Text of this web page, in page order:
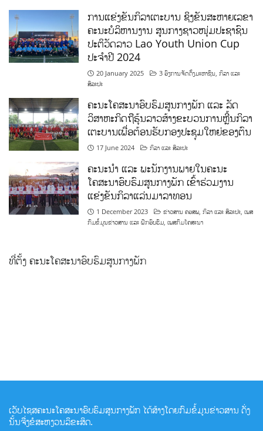
ການແຂ່ງຂັນກິລາເຕະບານ ຊິງຂັນສະຫາຍເລຂາ
ຄະນະບໍລິຫານງານ ສູນກາງຊາວໜຸ່ມປະຊາຊົນ
ປະຕິວັດລາວ Lao Youth Union Cup
ປະຈຳປີ 2024
20 January 2025 3 ອົງການຈັດຕັ້ງມະຫາຊົນ,ກິລາ ແລະ
ສິລະປະ
ຄະນະໂຄສະນາອົບຮົມສູນກາງພັກ ແລະ ລັດ
ວິສາຫະກິດຖືຮຸ້ນລາວສ້າງຂະບວນການຫຼີ້ນກິລາ
ເຕະບານເພື່ອຕ້ອນຮັບກອງປະຊຸມໃຫຍ່ຂອງຕົນ
17 June 2024 ກິລາ ແລະ ສິລະປະ
ຄະນະນຳ ແລະ ພະນັກງານພາຍໃນຄະນະ
ໂຄສະນາອົບຮົມສູນກາງພັກ ເຂົ້າຮ່ວມງານ
ແຂ່ງຂັນກິລາແລ່ນມາລາທອນ
1 December 2023 ຂ່າວສານ ຄອສພ,ກິລາ ແລະ ສິລະປະ,ເພສ
ກົມຂໍ້ມູນຂ່າວສານ ແລະ ຝຶກອົບຮົມ,ເພສກົມໂຄສະນາ
ທີ່ຕັ້ງ ຄະນະໂຄສະນາອົບຮົມສູນກາງພັກ
ເວັບໄຊສຄະນະໂຄສະນາອົບຮົມສູນກາງພັກ ໄດ້ສ້າງໂດຍກົມຂໍ້ມູນຂ່າວສານ ດັ່ງ
ນັ້ນຈື່ງຂໍສະຫງວນລິຂະສິດ.